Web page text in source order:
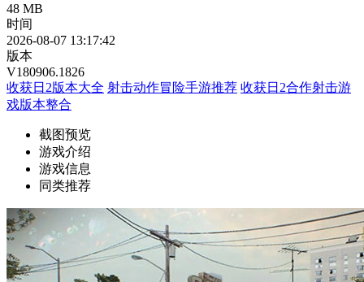
48 MB
时间
2026-08-07 13:17:42
版本
V180906.1826
收获日2版本大全 射击动作冒险手游推荐 收获日2合作射击游
戏版本整合
截图预览
游戏介绍
游戏信息
同类推荐